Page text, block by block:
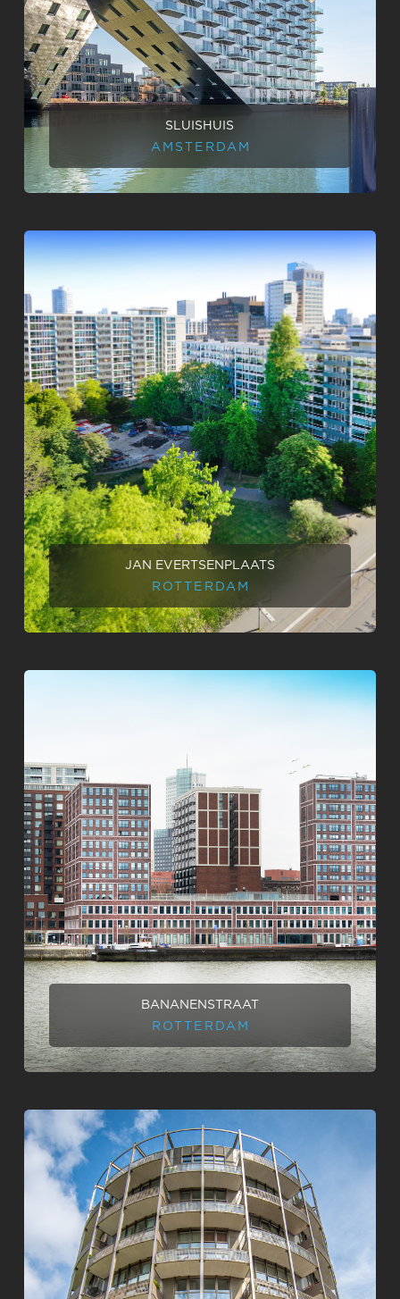
SLUISHUIS
AMSTERDAM
JAN EVERTSENPLAATS
ROTTERDAM
BANANENSTRAAT
ROTTERDAM